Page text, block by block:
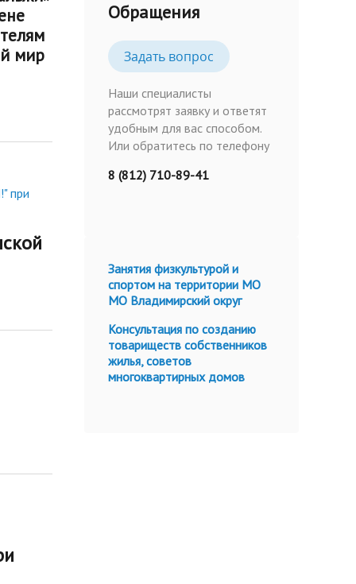
мир
при
Обращения
Задать вопрос
Наши специалисты
рассмотрят заявку и ответят
удобным для вас способом.
Или обратитесь по телефону
8 (812) 710-89-41
Занятия физкультурой и
спортом на территории МО
МО Владимирский округ
Консультация по созданию
товариществ собственников
жилья, советов
многоквартирных домов